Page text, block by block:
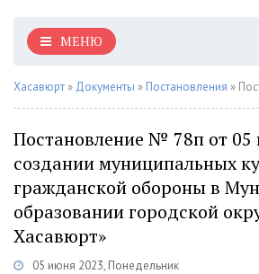
МЕНЮ
Хасавюрт » Документы » Постановления » Постановление № 78п от
Постановление № 78п от 05
создании муниципальных
гражданской обороны в
образовании городской
Хасавюрт»
05 июня 2023, Понедельник